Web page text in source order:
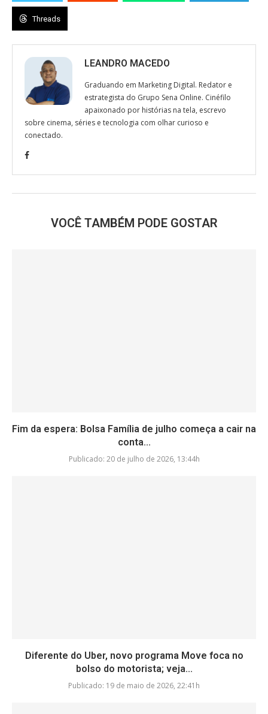
Threads
LEANDRO MACEDO
Graduando em Marketing Digital. Redator e
estrategista do Grupo Sena Online. Cinéfilo
apaixonado por histórias na tela, escrevo
sobre cinema, séries e tecnologia com olhar curioso e
conectado.
VOCÊ TAMBÉM PODE GOSTAR
Fim da espera: Bolsa Família de julho começa a cair na
conta...
Publicado: 20 de julho de 2026, 13:44h
Diferente do Uber, novo programa Move foca no
bolso do motorista; veja...
Publicado: 19 de maio de 2026, 22:41h